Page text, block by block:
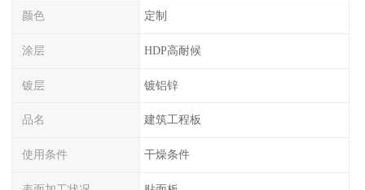
颜色 定制
涂层 HDP高耐候
镀层 镀铝锌
品名 建筑工程板
使用条件 干燥条件